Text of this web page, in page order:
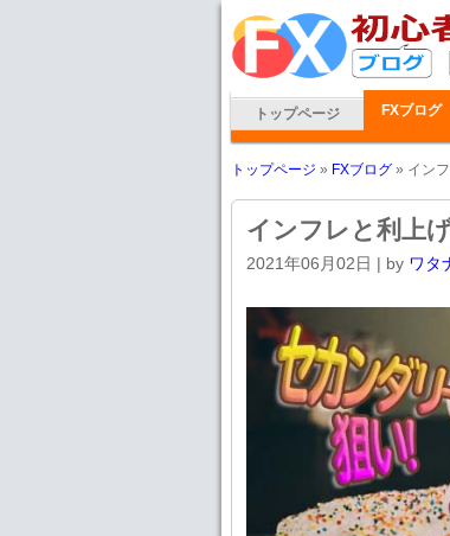
トップページ FXブログ
トップページ » FXブログ » イン
インフレと利上
2021年06月02日 | by ワタ